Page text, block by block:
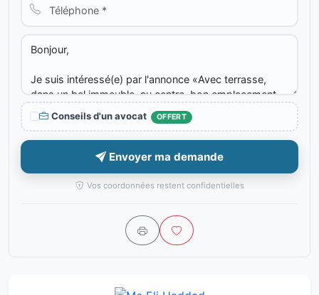
Conseils d'un avocat OFFERT
Envoyer ma demande
Vos coordonnées restent confidentielles